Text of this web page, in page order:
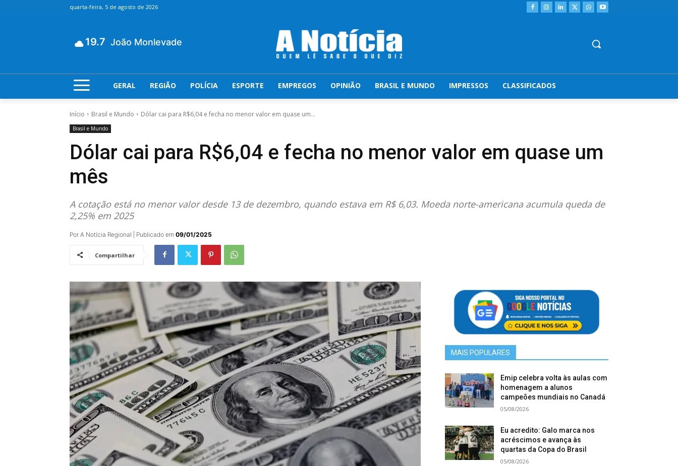
quarta-feira, 5 de agosto de 2026
19.7 João Monlevade
GERAL REGIÃO POLÍCIA ESPORTE EMPREGOS OPINIÃO BRASIL E MUNDO IMPRESSOS CLASSIFICADOS
Início Brasil e Mundo Dólar cai para R$6,04 e fecha no menor valor em quase um...
Brasil e Mundo
Dólar cai para R$6,04 e fecha no menor valor em quase um
mês
A cotação está no menor valor desde 13 de dezembro, quando estava em R$ 6,03. Moeda norte-americana acumula queda de
2,25% em 2025
Por A Notícia Regional | Publicado em 09/01/2025
Compartilhar
MAIS POPULARES
Emip celebra volta às aulas com
homenagem a alunos
campeões mundiais no Canadá
05/08/2026
Eu acredito: Galo marca nos
acréscimos e avança às
quartas da Copa do Brasil
05/08/2026